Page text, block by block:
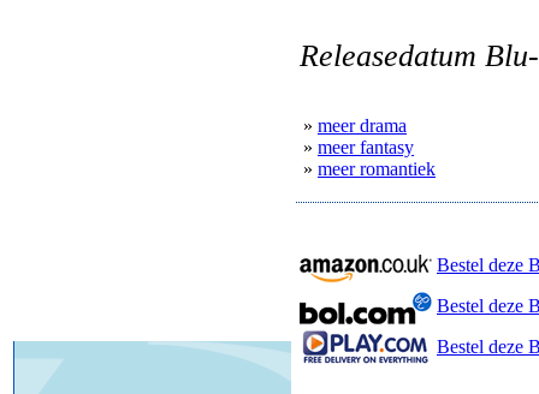
Releasedatum
» meer drama
» meer fantasy
» meer romantiek
Bestel deze
Bestel deze
Bestel deze